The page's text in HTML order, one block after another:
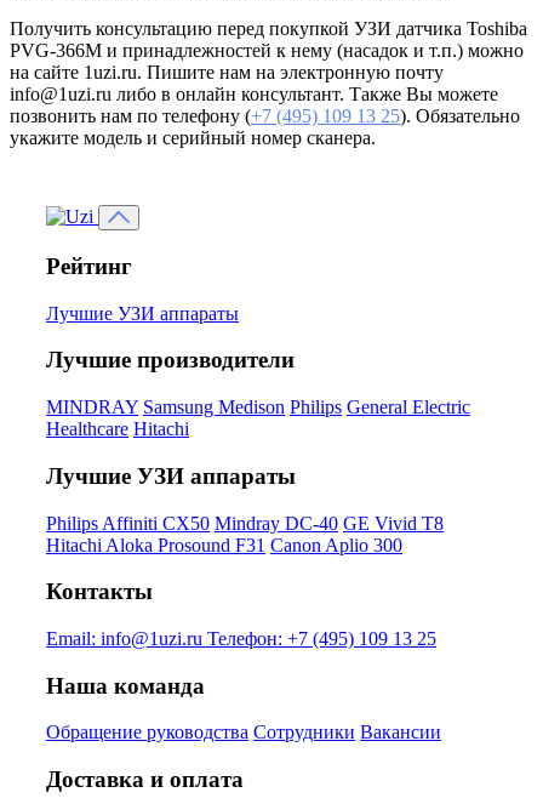
Получить консультацию перед покупкой УЗИ датчика Toshiba
PVG-366M и принадлежностей к нему (насадок и т.п.) можно
на сайте 1uzi.ru. Пишите нам на электронную почту
info@1uzi.ru либо в онлайн консультант. Также Вы можете
позвонить нам по телефону (+7 (495) 109 13 25). Обязательно
укажите модель и серийный номер сканера.
Рейтинг
Лучшие УЗИ аппараты
Лучшие производители
MINDRAY Samsung Medison Philips General Electric
Healthcare Hitachi
Лучшие УЗИ аппараты
Philips Affiniti CX50 Mindray DC-40 GE Vivid T8
Hitachi Aloka Prosound F31 Canon Aplio 300
Контакты
Email: info@1uzi.ru Телефон: +7 (495) 109 13 25
Наша команда
Обращение руководства Сотрудники Вакансии
Доставка и оплата